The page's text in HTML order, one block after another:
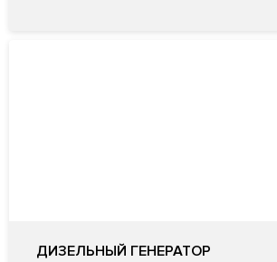
ДИЗЕЛЬНЫЙ ГЕНЕРАТОР